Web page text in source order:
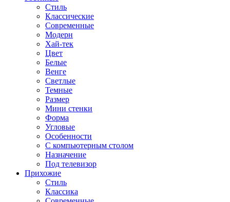
Стиль
Классические
Современные
Модерн
Хай-тек
Цвет
Белые
Венге
Светлые
Темные
Размер
Мини стенки
Форма
Угловые
Особенности
С компьютерным столом
Назначение
Под телевизор
Прихожие
Стиль
Классика